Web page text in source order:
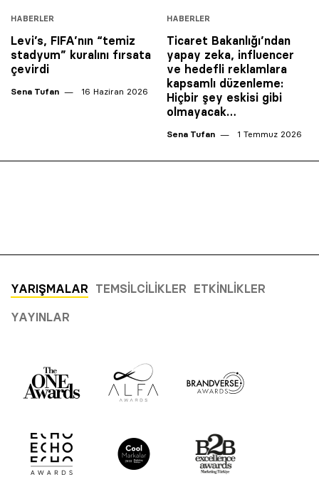
HABERLER
Levi’s, FIFA’nın “temiz
stadyum” kuralını fırsata
çevirdi
Sena Tufan 16 Haziran 2026
HABERLER
Ticaret Bakanlığı’ndan
yapay zeka, influencer
ve hedefli reklamlara
kapsamlı düzenleme:
Hiçbir şey eskisi gibi
olmayacak…
Sena Tufan 1 Temmuz 2026
YARIŞMALAR TEMSILCILIKLER ETKINLIKLER
YAYINLAR